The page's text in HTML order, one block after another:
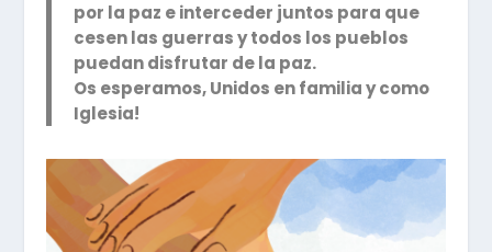
por la paz e interceder juntos para que
cesen las guerras y todos los pueblos
puedan disfrutar de la paz.
Os esperamos, Unidos en familia y como
Iglesia!